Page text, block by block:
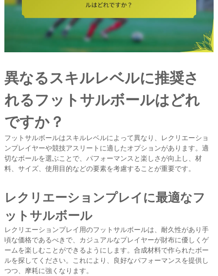
異なるスキルレベルに推奨さ
れるフットサルボールはどれ
ですか？
フットサルボールはスキルレベルによって異なり、レクリエーショ
ンプレイヤーや競技アスリートに適したオプションがあります。適
切なボールを選ぶことで、パフォーマンスと楽しさが向上し、材
料、サイズ、使用目的などの要素を考慮することが重要です。
レクリエーションプレイに最適なフ
ットサルボール
レクリエーションプレイ用のフットサルボールは、耐久性があり手
頃な価格であるべきで、カジュアルなプレイヤーが財布に優しくゲ
ームを楽しむことができるようにします。合成材料で作られたボー
ルを探してください。これにより、良好なパフォーマンスを提供し
つつ、摩耗に強くなります。